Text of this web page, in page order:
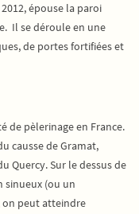
épouse la paroi
Il se déroule en une
de portes fortifiées et
de pèlerinage en France.
causse de Gramat,
Quercy. Sur le dessus de
sinueux (ou un
on peut atteindre